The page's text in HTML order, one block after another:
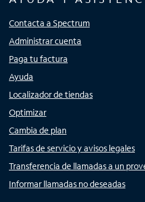
Contacta a Spectrum
Administrar cuenta
Paga tu factura
Ayuda
Localizador de tiendas
Optimizar
Cambia de plan
Tarifas de servicio y avisos legales
Transferencia de llamadas a un
Informar llamadas no deseadas